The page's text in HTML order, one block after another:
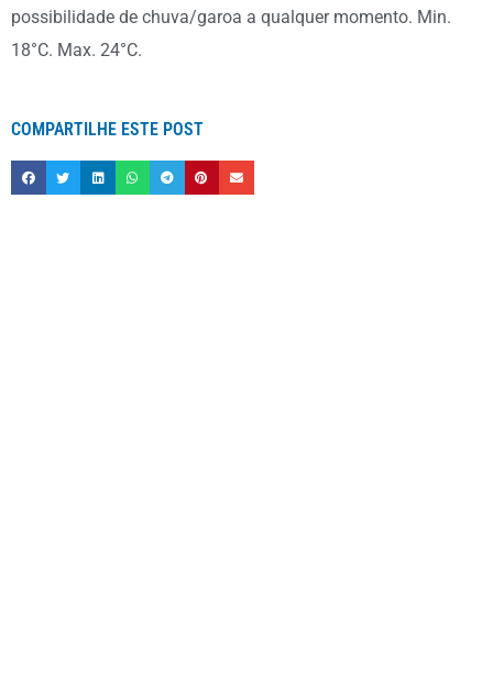
possibilidade de chuva/garoa a qualquer momento. Min.
18°C. Max. 24°C.
COMPARTILHE ESTE POST